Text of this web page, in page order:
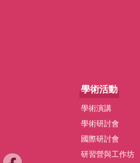
學術活動
學術演講
學術研討會
國際研討會
研習營與工作坊